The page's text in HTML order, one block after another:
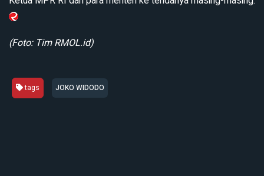
(Foto: Tim RMOL.id)
tags JOKO WIDODO